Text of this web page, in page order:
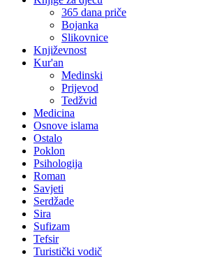
365 dana priče
Bojanka
Slikovnice
Književnost
Kur'an
Medinski
Prijevod
Tedžvid
Medicina
Osnove islama
Ostalo
Poklon
Psihologija
Roman
Savjeti
Serdžade
Sira
Sufizam
Tefsir
Turistički vodič